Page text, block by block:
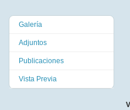
Galería
Adjuntos
Publicaciones
Vista Previa